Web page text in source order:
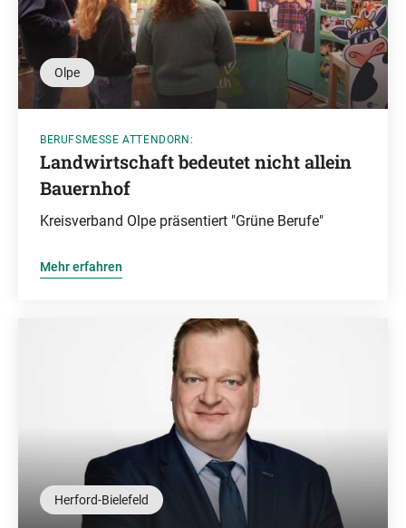
Olpe
BERUFSMESSE ATTENDORN:
Landwirtschaft bedeutet nicht allein
Bauernhof
Kreisverband Olpe präsentiert "Grüne Berufe"
Mehr erfahren
Herford-Bielefeld